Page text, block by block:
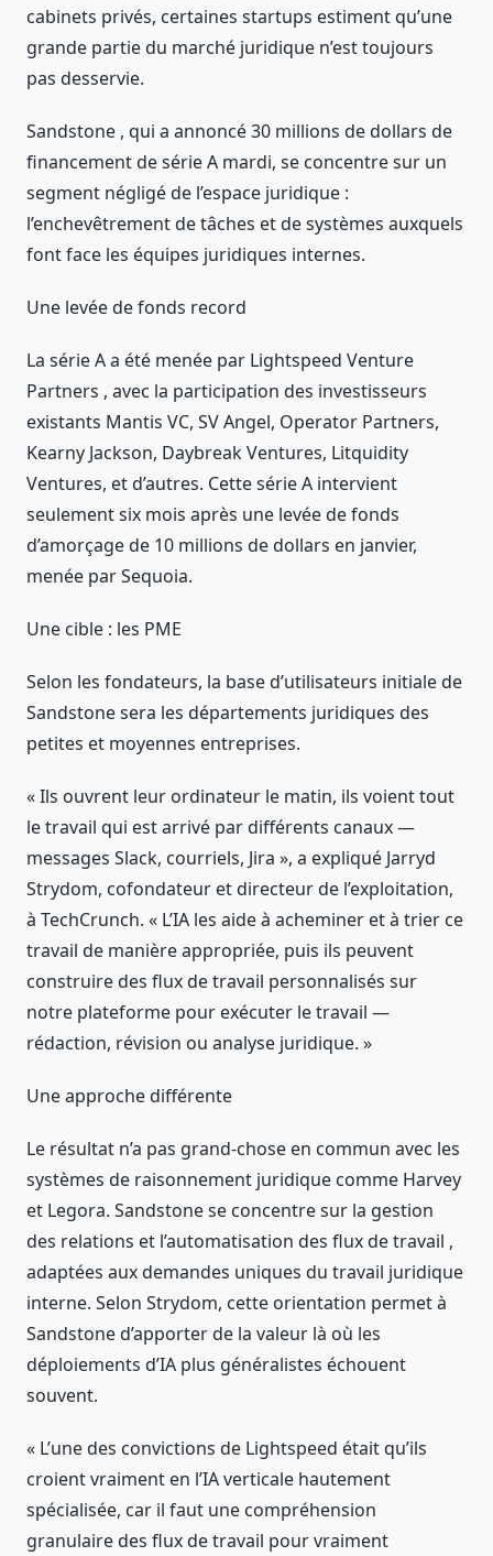
cabinets privés, certaines startups estiment qu’une
grande partie du marché juridique n’est toujours
pas desservie.
Sandstone , qui a annoncé 30 millions de dollars de
financement de série A mardi, se concentre sur un
segment négligé de l’espace juridique :
l’enchevêtrement de tâches et de systèmes auxquels
font face les équipes juridiques internes.
Une levée de fonds record
La série A a été menée par Lightspeed Venture
Partners , avec la participation des investisseurs
existants Mantis VC, SV Angel, Operator Partners,
Kearny Jackson, Daybreak Ventures, Litquidity
Ventures, et d’autres. Cette série A intervient
seulement six mois après une levée de fonds
d’amorçage de 10 millions de dollars en janvier,
menée par Sequoia.
Une cible : les PME
Selon les fondateurs, la base d’utilisateurs initiale de
Sandstone sera les départements juridiques des
petites et moyennes entreprises.
« Ils ouvrent leur ordinateur le matin, ils voient tout
le travail qui est arrivé par différents canaux —
messages Slack, courriels, Jira », a expliqué Jarryd
Strydom, cofondateur et directeur de l’exploitation,
à TechCrunch. « L’IA les aide à acheminer et à trier ce
travail de manière appropriée, puis ils peuvent
construire des flux de travail personnalisés sur
notre plateforme pour exécuter le travail —
rédaction, révision ou analyse juridique. »
Une approche différente
Le résultat n’a pas grand-chose en commun avec les
systèmes de raisonnement juridique comme Harvey
et Legora. Sandstone se concentre sur la gestion
des relations et l’automatisation des flux de travail ,
adaptées aux demandes uniques du travail juridique
interne. Selon Strydom, cette orientation permet à
Sandstone d’apporter de la valeur là où les
déploiements d’IA plus généralistes échouent
souvent.
« L’une des convictions de Lightspeed était qu’ils
croient vraiment en l’IA verticale hautement
spécialisée, car il faut une compréhension
granulaire des flux de travail pour vraiment